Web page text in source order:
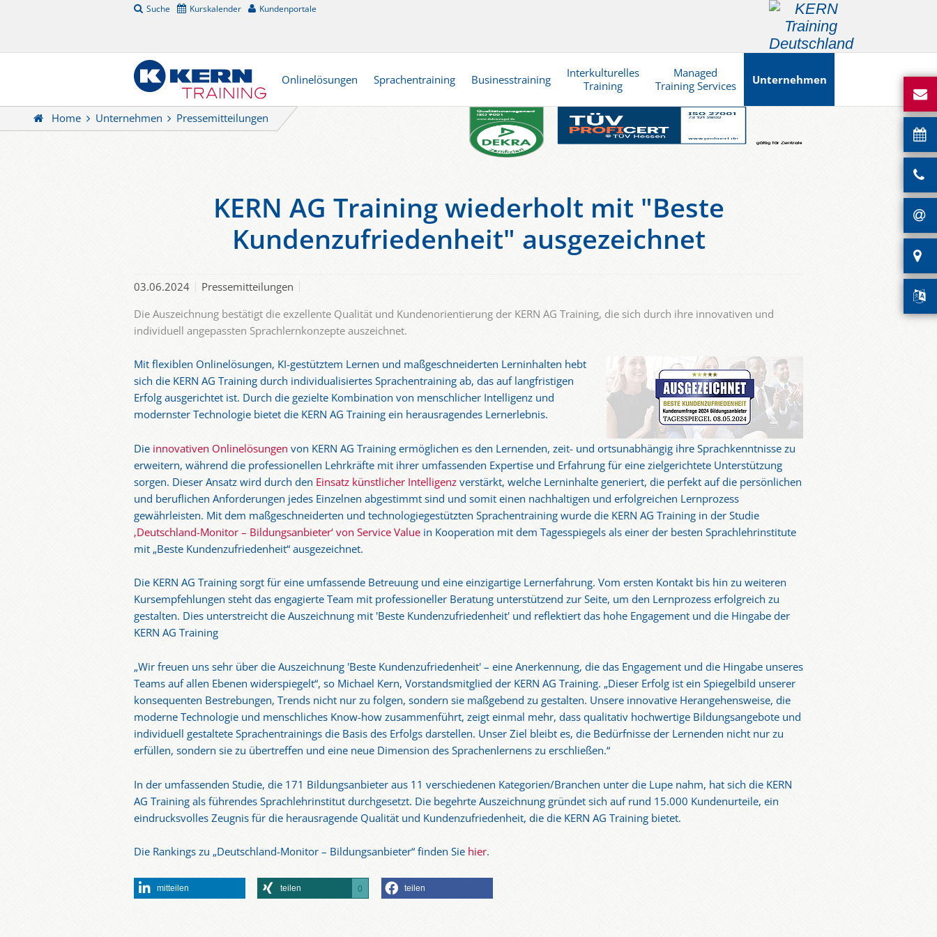
Suche Kurskalender Kundenportale
Onlinelösungen Sprachentraining Businesstraining
Interkulturelles
Training
Managed
Training Services
Unternehmen
Home Unternehmen Pressemitteilungen
KERN AG Training wiederholt mit "Beste
Kundenzufriedenheit" ausgezeichnet
03.06.2024
Pressemitteilungen
Die Auszeichnung bestätigt die exzellente Qualität und Kundenorientierung der KERN AG Training, die sich durch ihre innovativen und
individuell angepassten Sprachlernkonzepte auszeichnet.
Mit flexiblen Onlinelösungen, KI-gestütztem Lernen und maßgeschneiderten Lerninhalten hebt
sich die KERN AG Training durch individualisiertes Sprachentraining ab, das auf langfristigen
Erfolg ausgerichtet ist. Durch die gezielte Kombination von menschlicher Intelligenz und
modernster Technologie bietet die KERN AG Training ein herausragendes Lernerlebnis.
Die innovativen Onlinelösungen von KERN AG Training ermöglichen es den Lernenden, zeit- und ortsunabhängig ihre Sprachkenntnisse zu
erweitern, während die professionellen Lehrkräfte mit ihrer umfassenden Expertise und Erfahrung für eine zielgerichtete Unterstützung
sorgen. Dieser Ansatz wird durch den Einsatz künstlicher Intelligenzverstärkt, welche Lerninhalte generiert, die perfekt auf die persönlichen
und beruflichen Anforderungen jedes Einzelnen abgestimmt sind und somit einen nachhaltigen und erfolgreichen Lernprozess
gewährleisten. Mit dem maßgeschneiderten und technologiegestützten Sprachentraining wurde die KERN AG Training in der Studie
‚Deutschland-Monitor – Bildungsanbieter‘ von Service Value in Kooperation mit dem Tagesspiegels als einer der besten Sprachlehrinstitute
mit „Beste Kundenzufriedenheit“ ausgezeichnet.
Die KERN AG Training sorgt für eine umfassende Betreuung und eine einzigartige Lernerfahrung. Vom ersten Kontakt bis hin zu weiteren
Kursempfehlungen steht das engagierte Team mit professioneller Beratung unterstützend zur Seite, um den Lernprozess erfolgreich zu
gestalten. Dies unterstreicht die Auszeichnung mit 'Beste Kundenzufriedenheit' und reflektiert das hohe Engagement und die Hingabe der
KERN AG Training
„Wir freuen uns sehr über die Auszeichnung 'Beste Kundenzufriedenheit' – eine Anerkennung, die das Engagement und die Hingabe unseres
Teams auf allen Ebenen widerspiegelt“, so Michael Kern, Vorstandsmitglied der KERN AG Training. „Dieser Erfolg ist ein Spiegelbild unserer
konsequenten Bestrebungen, Trends nicht nur zu folgen, sondern sie maßgebend zu gestalten. Unsere innovative Herangehensweise, die
moderne Technologie und menschliches Know-how zusammenführt, zeigt einmal mehr, dass qualitativ hochwertige Bildungsangebote und
individuell gestaltete Sprachentrainings die Basis des Erfolgs darstellen. Unser Ziel bleibt es, die Bedürfnisse der Lernenden nicht nur zu
erfüllen, sondern sie zu übertreffen und eine neue Dimension des Sprachenlernens zu erschließen.“
In der umfassenden Studie, die 171 Bildungsanbieter aus 11 verschiedenen Kategorien/Branchen unter die Lupe nahm, hat sich die KERN
AG Training als führendes Sprachlehrinstitut durchgesetzt. Die begehrte Auszeichnung gründet sich auf rund 15.000 Kundenurteile, ein
eindrucksvolles Zeugnis für die herausragende Qualität und Kundenzufriedenheit, die die KERN AG Training bietet.
Die Rankings zu „Deutschland-Monitor – Bildungsanbieter“ finden Sie hier.
mitteilen teilen 0 teilen